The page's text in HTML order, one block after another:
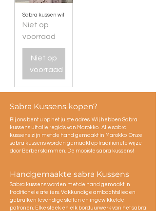
Sabra kussen wit
Niet op
voorraad
Niet op
voorraad
Sabra Kussens kopen?
Bij ons bent u op het juiste adres. Wij hebben Sabra
kussens uit alle regio's van Marokko. Alle sabra
kussens zijn met de hand gemaakt in Marokko. Onze
sabra kussens worden gemaakt op traditionele wijze
door Berber stammen. De mooiste sabra kussens!
Handgemaakte sabra Kussens
Sabra kussens worden met de hand gemaakt in
traditionele ateliers. Vakkundige ambachtslieden
gebruiken levendige stoffen en ingewikkelde
patronen. Elke steek en elk borduurwerk van het sabra